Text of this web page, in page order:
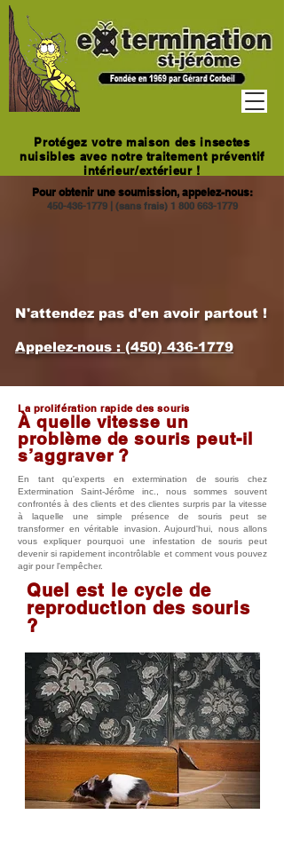
Protégez votre maison des insectes
nuisibles avec notre traitement préventif
intérieur/extérieur !
Pour obtenir une soumission, appelez-nous:
450-436-1779 (sans frais) 1 800 663-1779
N'attendez pas d'en avoir partout !
Appelez-nous : (450) 436-1779
La prolifération rapide des souris
À quelle vitesse un
problème de souris peut-il
s’aggraver ?
En tant qu'experts en extermination de souris chez
Extermination Saint-Jérôme inc., nous sommes souvent
confrontés à des clients et des clientes surpris par la vitesse
à laquelle une simple présence de souris peut se
transformer en véritable invasion. Aujourd'hui, nous allons
vous expliquer pourquoi une infestation de souris peut
devenir si rapidement incontrôlable et comment vous pouvez
agir pour l'empêcher.
Quel est le cycle de
reproduction des souris
?